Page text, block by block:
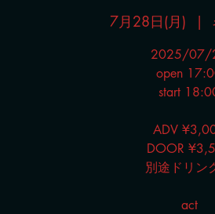
7月28日(月)
  |
2025/07/
open
start
ADV
DOOR
別途ドリン
act